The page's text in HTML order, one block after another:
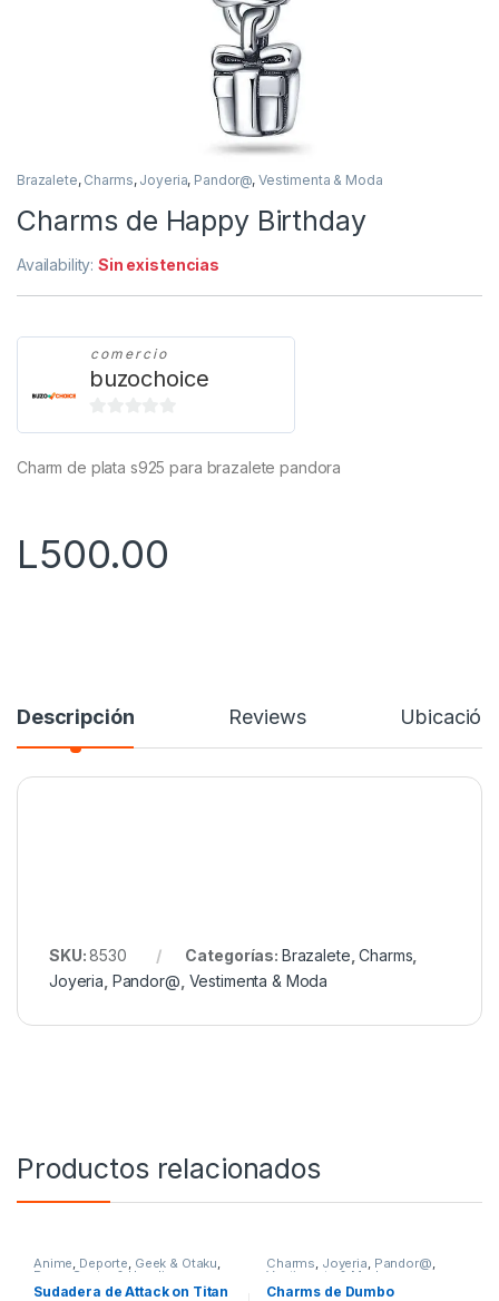
Brazalete, Charms, Joyeria, Pandor@, Vestimenta & Moda
Charms de Happy Birthday
Availability:Sin existencias
comercio
buzochoice
0
e
Charm de plata s925 para brazalete pandora
L500.00
Descripción Reviews Ubicación
SKU:8530 Categorías: Brazalete ,Charms
Joyeria Pandor@ Vestimenta & Moda
Productos relacionados
Anime, Deporte, Geek & Otaku,
Ropa Sueter & Hoodies
Vestimenta & Moda
Sudadera de Attack on Titan
Charms, Joyeria, Pandor@,
Vestimenta & Moda
Charms de Dumbo